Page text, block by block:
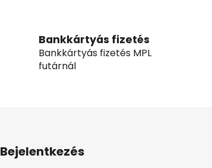
Bankkártyás fizetés
Bankkártyás fizetés MPL
futárnál
Bejelentkezés